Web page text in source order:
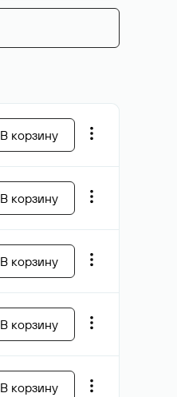
В корзину
В корзину
В корзину
В корзину
В корзину